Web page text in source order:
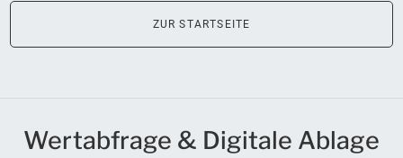
Gutscheinerstellung einbauen
ZUR STARTSEITE
Wertabfrage & Digitale Ablage